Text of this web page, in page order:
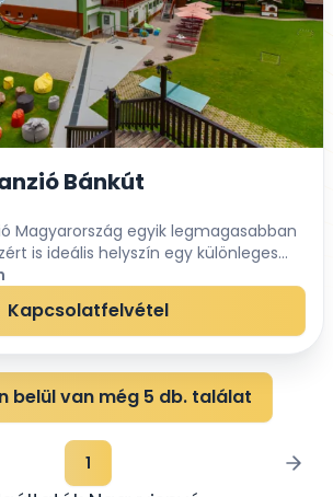
Bánkút
Magyarország egyik legmagasabban
is ideális helyszín egy különleges
Csendes, szmogmentes
ki a boldogító ige...
Kapcsolatfelvétel
belül van még 5 db. találat
1